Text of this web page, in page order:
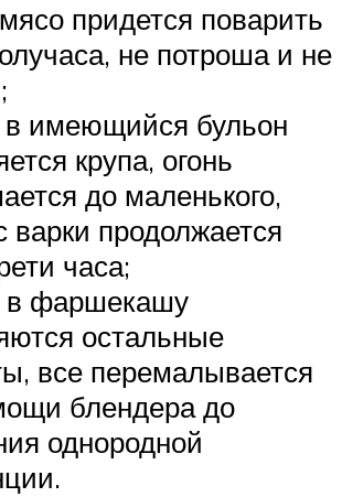
придется поварить
не потроша и не
имеющийся бульон
крупа, огонь
до маленького,
варки продолжается
часа;
в фаршекашу
остальные
все перемалывается
блендера до
однородной